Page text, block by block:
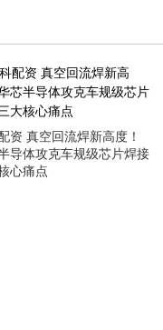
资 真空回流焊新高度！
导体攻克车规级芯片焊接
心痛点